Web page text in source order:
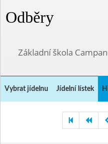
Odběry
Základní škola
Vybrat jídelnu Jídelní lístek